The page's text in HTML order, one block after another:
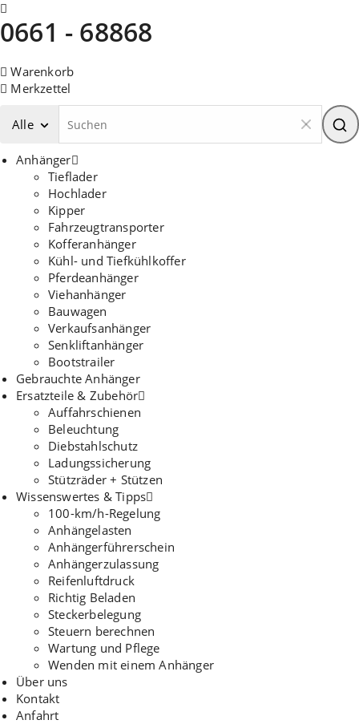
0661 - 68868
Warenkorb
Merkzettel
Alle
Anhänger
Tieflader
Hochlader
Kipper
Fahrzeugtransporter
Kofferanhänger
Kühl- und Tiefkühlkoffer
Pferdeanhänger
Viehanhänger
Bauwagen
Verkaufsanhänger
Senkliftanhänger
Bootstrailer
Gebrauchte Anhänger
Ersatzteile & Zubehör
Auffahrschienen
Beleuchtung
Diebstahlschutz
Ladungssicherung
Stützräder + Stützen
Wissenswertes & Tipps
100-km/h-Regelung
Anhängelasten
Anhängerführerschein
Anhängerzulassung
Reifenluftdruck
Richtig Beladen
Steckerbelegung
Steuern berechnen
Wartung und Pflege
Wenden mit einem Anhänger
Über uns
Kontakt
Anfahrt